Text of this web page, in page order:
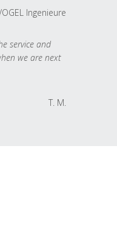
Ingenieure
service and
we are next
T. M.